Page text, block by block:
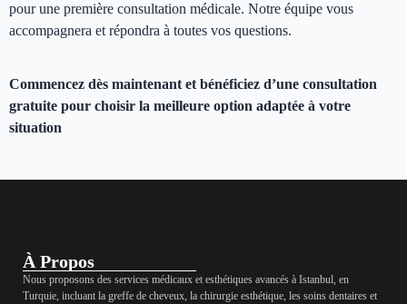
pour une première consultation médicale. Notre équipe vous
accompagnera et répondra à toutes vos questions.
Commencez dès maintenant et bénéficiez d’une consultation
gratuite pour choisir la meilleure option adaptée à votre
situation
À Propos
Nous proposons des services médicaux et esthétiques avancés à Istanbul, en
Turquie, incluant la greffe de cheveux, la chirurgie esthétique, les soins dentaires et